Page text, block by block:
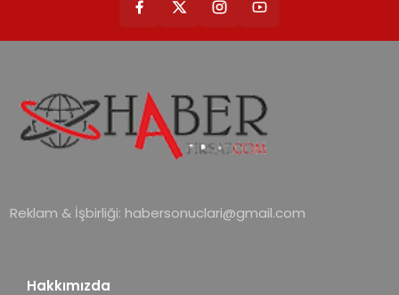
dokunmatik ekranı, mobil uygulama
desteği ve akıllı sensör entegrasyonu
verimli hale getiriyor. Enerji
verimliliğini artırırken modern yaşam
alanlarında teknolojiyi estetik ile bulu
Reklam & İşbirliği: habersonuclari@gmail.com
Hakkımızda